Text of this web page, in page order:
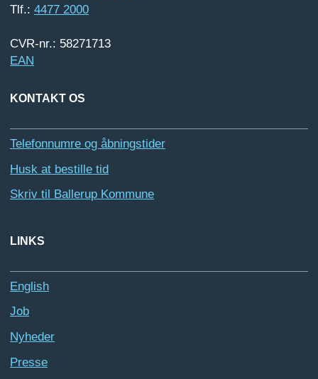
Tlf.: 4477 2000
CVR-nr.: 58271713
EAN
KONTAKT OS
Telefonnumre og åbningstider
Husk at bestille tid
Skriv til Ballerup Kommune
LINKS
English
Job
Nyheder
Presse